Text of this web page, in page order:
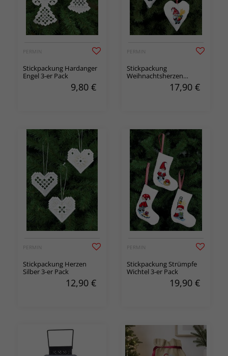
PERMIN
Stickpackung Hardanger
Engel 3-er Pack
9,80 €
PERMIN
Stickpackung
Weihnachtsherzen
Wichtel 3-er Pack17,90 €
PERMIN
Stickpackung Herzen
Silber 3-er Pack
12,90 €
PERMIN
Stickpackung Strümpfe
Wichtel 3-er Pack
19,90 €